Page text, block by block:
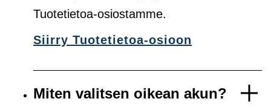
Tuotetietoa-osiostamme.
Siirry Tuotetietoa-osioon
Miten valitsen oikean akun?